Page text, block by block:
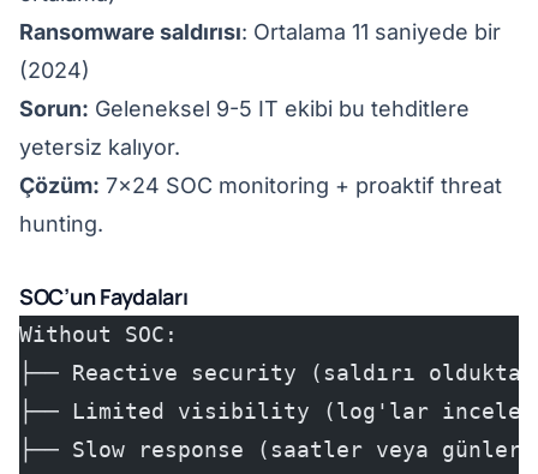
Ransomware saldırısı: Ortalama 11 saniyede bir
(2024)
Sorun: Geleneksel 9-5 IT ekibi bu tehditlere
yetersiz kalıyor.
Çözüm: 7x24 SOC monitoring + proaktif threat
hunting.
SOC’un Faydaları
Without SOC:
├── Reactive security (saldırı
├── Limited visibility (log'lar
├── Slow response (saatler veya günler)